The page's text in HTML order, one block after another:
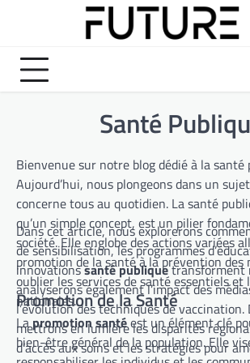
Santé
Bienvenue sur notre blog dédié à la santé
Aujourd’hui, nous plongeons dans un
concerne tous au quotidien. La santé
qu’un simple concept, est un pilier
société. Elle englobe des actions variées
promotion de la santé à la prévention des
oublier les services de santé essentiels et
nationales.
Dans cet article, nous explorerons
de sensibilisation, les programmes
innovationssanté publiquetransforment
analyserons également l’impact des
l’évolution des techniques de vaccination.
mettrons en lumière les disparités
d’accès aux soins et les stratégies pour
Promotion de la Santé
Lapromotion santéest un élément clé
bien-être général de la population. Elle